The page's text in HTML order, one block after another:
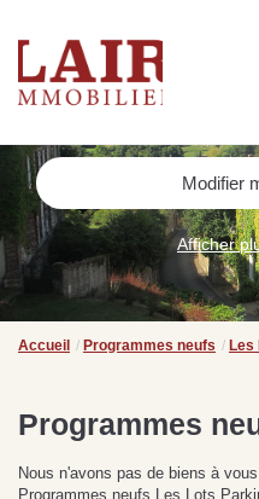
Immobilier
Nous
Nos
Contact
Nos
SUIVEZ-NOUS SUR LES
NOS CONSEILS IMMO
pour vous
Modifier
Afficher
Accueil Programmes neufs Les
Programmes
Nous n'avons pas de biens à
Programmes neufs Les Lots